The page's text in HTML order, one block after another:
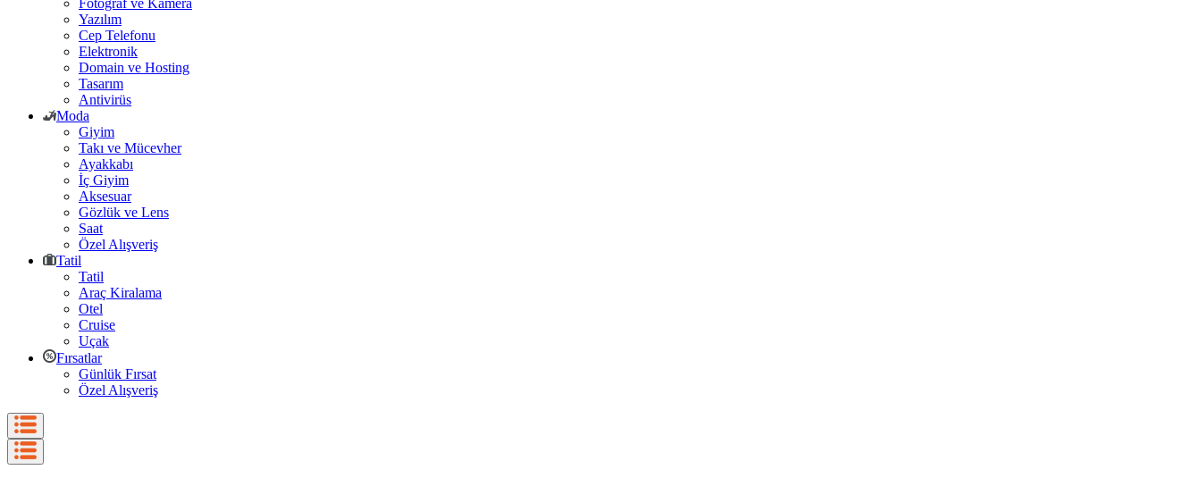
Fotoğraf ve Kamera
Yazılım
Cep Telefonu
Elektronik
Domain ve Hosting
Tasarım
Antivirüs
Moda
Giyim
Takı ve Mücevher
Ayakkabı
İç Giyim
Aksesuar
Gözlük ve Lens
Saat
Özel Alışveriş
Tatil
Tatil
Araç Kiralama
Otel
Cruise
Uçak
Fırsatlar
Günlük Fırsat
Özel Alışveriş